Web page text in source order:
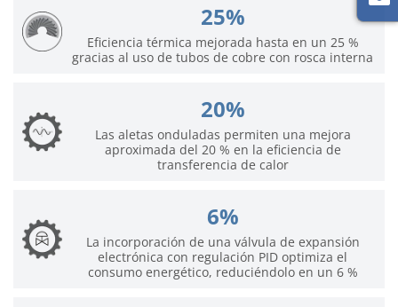
25%
Eficiencia térmica mejorada hasta en un 25 %
gracias al uso de tubos de cobre con rosca interna
20%
Las aletas onduladas permiten una mejora
aproximada del 20 % en la eficiencia de
transferencia de calor
6%
La incorporación de una válvula de expansión
electrónica con regulación PID optimiza el
consumo energético, reduciéndolo en un 6 %